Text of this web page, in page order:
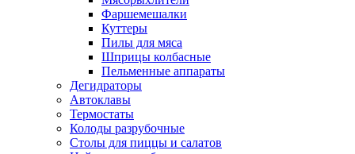
Фаршемешалки
Куттеры
Пилы для мяса
Шприцы колбасные
Пельменные аппараты
Дегидраторы
Автоклавы
Термостаты
Колоды разрубочные
Столы для пиццы и салатов